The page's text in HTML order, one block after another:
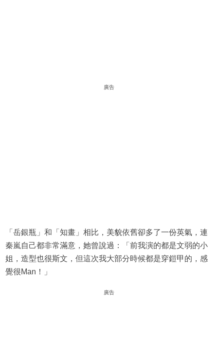
廣告
「岳銀瓶」和「知畫」相比，美貌依舊卻多了一份英氣，連
秦嵐自己都非常滿意，她曾說過：「前我演的都是文弱的小
姐，造型也很斯文，但這次我大部分時候都是穿鎧甲的，感
覺很Man！」
廣告